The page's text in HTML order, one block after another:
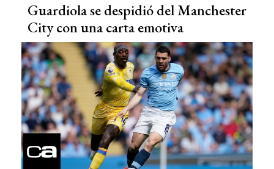
Guardiola se despidió del Manchester
City con una carta emotiva